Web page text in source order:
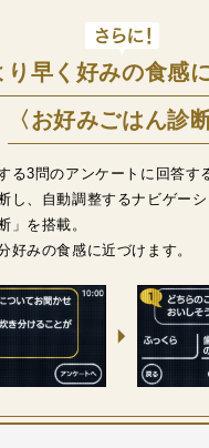
り早く好みの食感
〈お好みごはん診断
る3問のアンケートに回答す
し、 ⾃動調整するナビゲー
」を搭載。
好みの⾷感に近づけます。